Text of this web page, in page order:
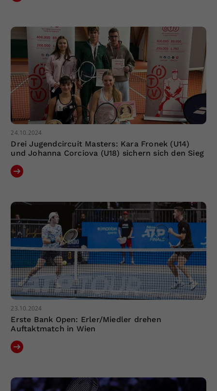
24.10.2024
Drei Jugendcircuit Masters: Kara Fronek (U14)
und Johanna Corciova (U18) sichern sich den Sieg
23.10.2024
Erste Bank Open: Erler/Miedler drehen
Auftaktmatch in Wien